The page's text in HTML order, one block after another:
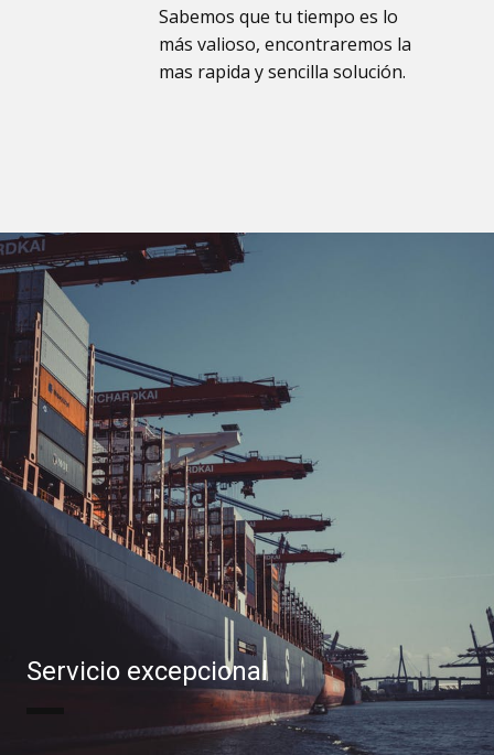
Sabemos que tu tiempo es lo
más valioso, encontraremos la
mas rapida y sencilla solución.
Servicio excepcional